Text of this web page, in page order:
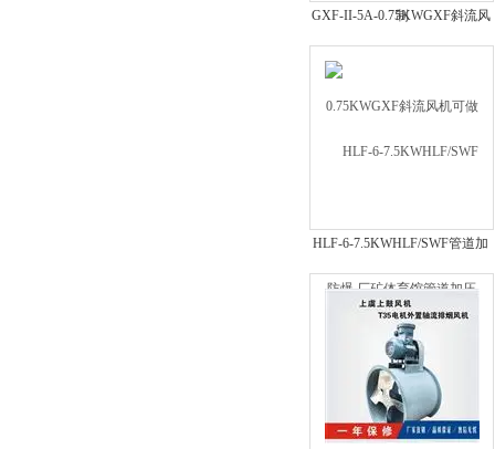
GXF-II-5A-0.75KWGXF斜流风
机可做防爆 厂矿体育馆管道加
HLF-6-7.5KWHLF/SWF管道加
压送排风机 防腐防爆玻璃钢制